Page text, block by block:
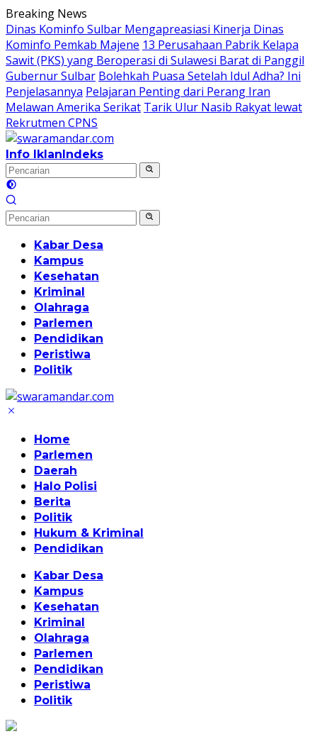
Langsung
ke
konten
Breaking News
Dinas Kominfo Sulbar Mengapreasiasi Kinerja Dinas
Kominfo Pemkab Majene 13 Perusahaan Pabrik Kelapa
Sawit (PKS) yang Beroperasi di Sulawesi Barat di Panggil
Gubernur Sulbar Bolehkah Puasa Setelah Idul Adha? Ini
Penjelasannya Pelajaran Penting dari Perang Iran
Melawan Amerika Serikat Tarik Ulur Nasib Rakyat lewat
Rekrutmen CPNS
Info IklanIndeks
Kabar Desa
Kampus
Kesehatan
Kriminal
Olahraga
Parlemen
Pendidikan
Peristiwa
Politik
Home
Parlemen
Daerah
Halo Polisi
Berita
Politik
Hukum & Kriminal
Pendidikan
Kabar Desa
Kampus
Kesehatan
Kriminal
Olahraga
Parlemen
Pendidikan
Peristiwa
Politik